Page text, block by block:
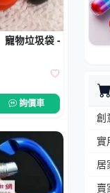
創
實
居
賣
寵物垃圾袋 - 骨頭造型
詢價車